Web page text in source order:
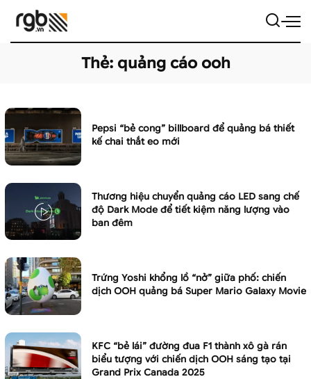
Thẻ: quảng cáo ooh
Pepsi “bẻ cong” billboard để quảng bá thiết
kế chai thắt eo mới
Thương hiệu chuyển quảng cáo LED sang chế
độ Dark Mode để tiết kiệm năng lượng vào
ban đêm
Trứng Yoshi khổng lồ “nở” giữa phố: chiến
dịch OOH quảng bá Super Mario Galaxy Movie
KFC “bẻ lái” đường đua F1 thành xô gà rán
biểu tượng với chiến dịch OOH sáng tạo tại
Grand Prix Canada 2025